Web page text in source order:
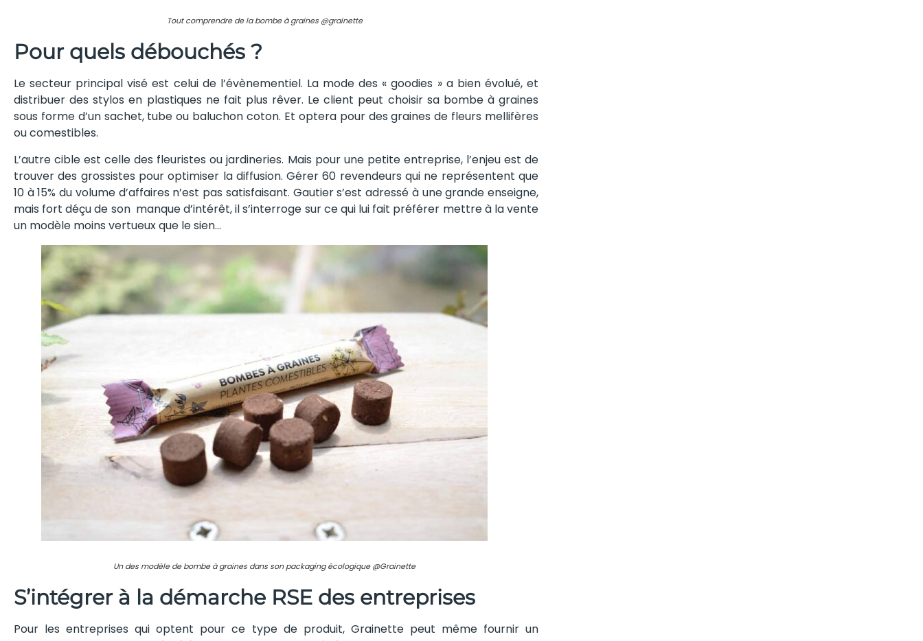
Tout comprendre de la bombe à graines @grainette
Pour quels débouchés ?
Le secteur principal visé est celui de l’évènementiel. La mode des « goodies » a bien évolué, et
distribuer des stylos en plastiques ne fait plus rêver. Le client peut choisir sa bombe à graines
sous forme d’un sachet, tube ou baluchon coton. Et optera pour des graines de fleurs mellifères
ou comestibles.
L’autre cible est celle des fleuristes ou jardineries. Mais pour une petite entreprise, l’enjeu est de
trouver des grossistes pour optimiser la diffusion. Gérer 60 revendeurs qui ne représentent que
10 à 15% du volume d’affaires n’est pas satisfaisant. Gautier s’est adressé à une grande enseigne,
mais fort déçu de son manque d’intérêt, il s’interroge sur ce qui lui fait préférer mettre à la vente
un modèle moins vertueux que le sien…
Un des modèle de bombe à graines dans son packaging écologique @Grainette
S’intégrer à la démarche RSE des entreprises
Pour les entreprises qui optent pour ce type de produit, Grainette peut même fournir un